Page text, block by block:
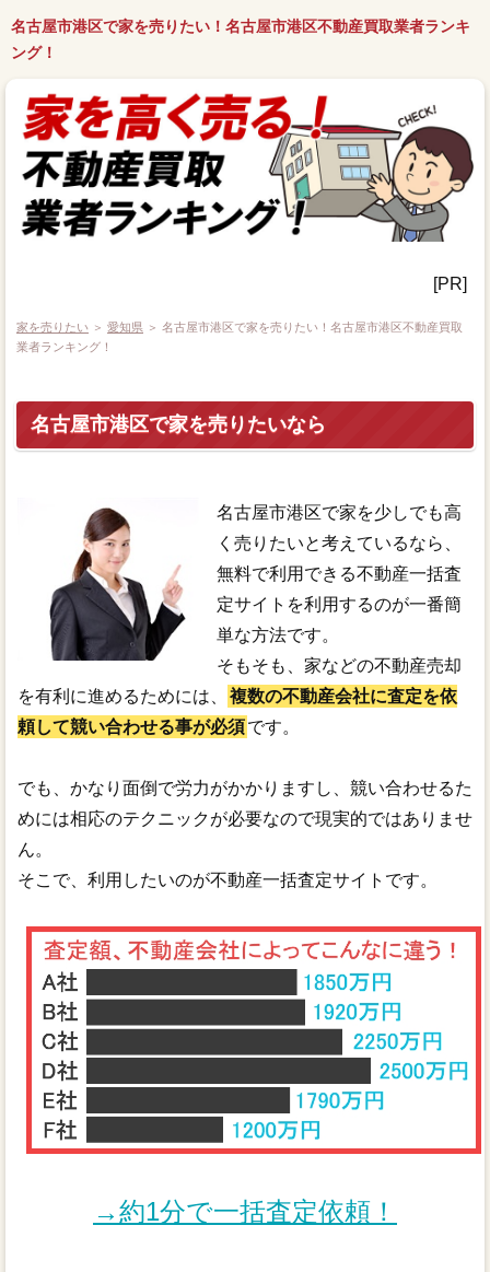
名古屋市港区で家を売りたい！名古屋市港区不動産買取業者ランキ
ング！
[PR]
家を売りたい ＞ 愛知県 ＞ 名古屋市港区で家を売りたい！名古屋市港区不動産買取
業者ランキング！
名古屋市港区で家を売りたいなら
名古屋市港区で家を少しでも高
く売りたいと考えているなら、
無料で利用できる不動産一括査
定サイトを利用するのが一番簡
単な方法です。
そもそも、家などの不動産売却
を有利に進めるためには、
複数の不動産会社に査定を依
頼して競い合わせる事が必須です。
でも、かなり面倒で労力がかかりますし、競い合わせるた
めには相応のテクニックが必要なので現実的ではありませ
ん。
そこで、利用したいのが不動産一括査定サイトです。
→約1分で一括査定依頼！